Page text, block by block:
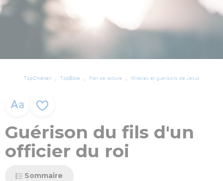
TopChrétien TopBible Plan de lecture Miracles et guérisons de Jésus
Guérison du fils d'un
officier du roi
Sommaire